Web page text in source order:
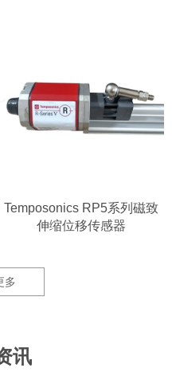
Temposonics RP5系列磁致
伸缩位移传感器
多
讯